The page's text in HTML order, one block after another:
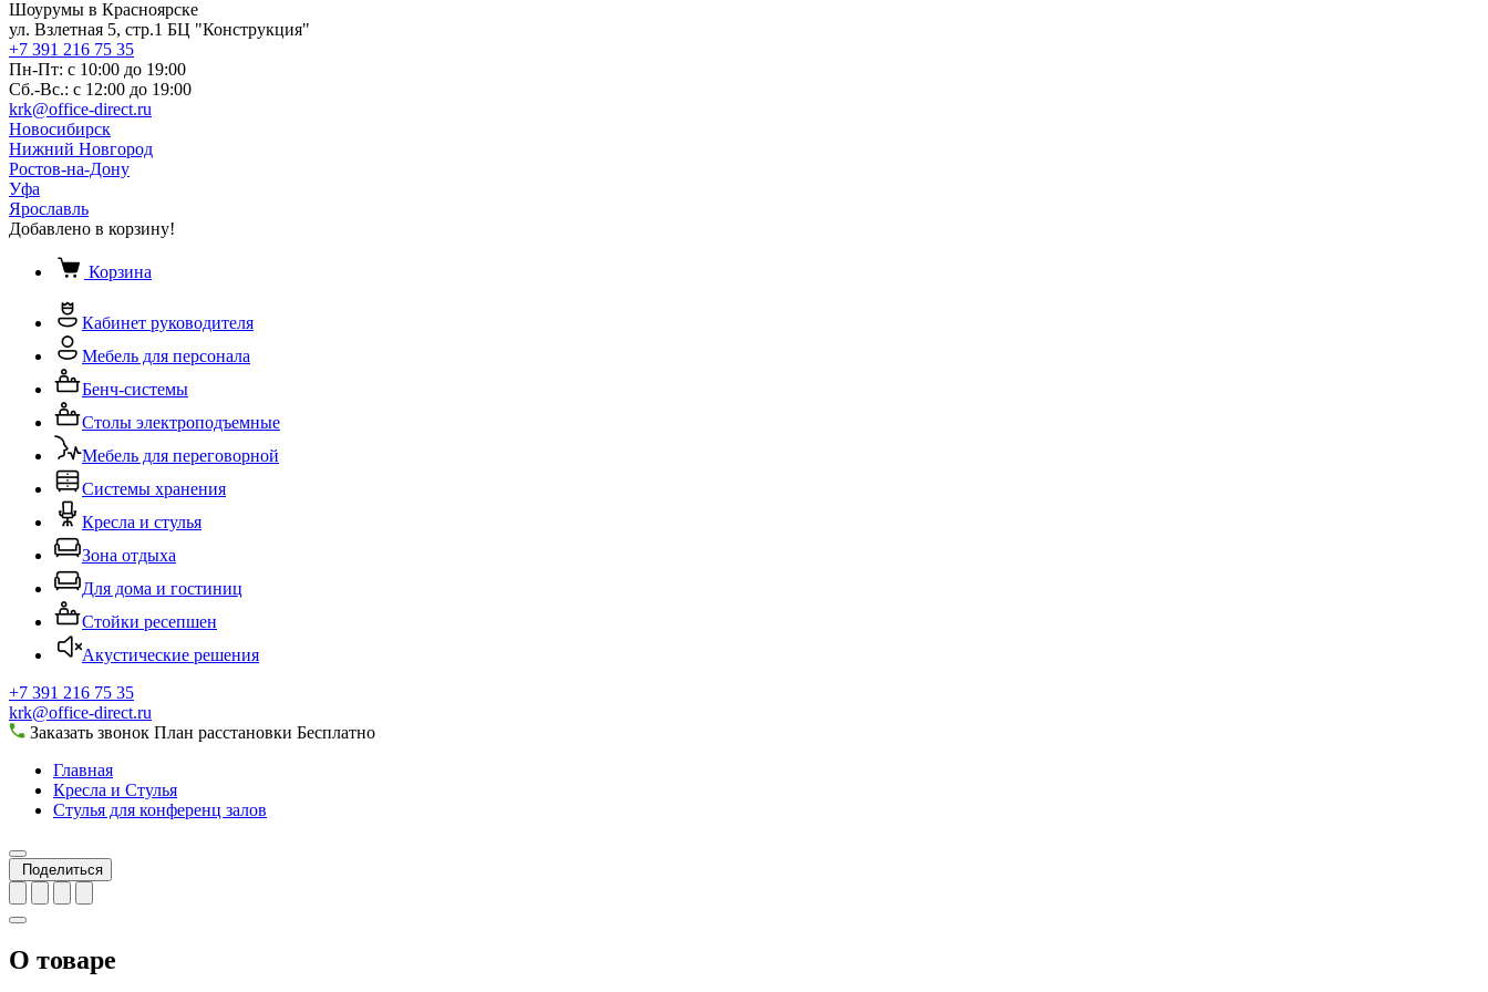
Шоурумы в Красноярске
ул. Взлетная 5, стр.1 БЦ "Конструкция"
+7 391 216 75 35
Пн-Пт: с 10:00 до 19:00
Сб.-Вс.: с 12:00 до 19:00
krk@office-direct.ru
Новосибирск
Нижний Новгород
Ростов-на-Дону
Уфа
Ярославль
Добавлено в корзину!
Корзина
Кабинет руководителя
Мебель для персонала
Бенч-системы
Столы электроподъемные
Мебель для переговорной
Системы хранения
Кресла и стулья
Зона отдыха
Для дома и гостиниц
Стойки ресепшен
Акустические решения
+7 391 216 75 35
krk@office-direct.ru
Заказать звонок План расстановки Бесплатно
Главная
Кресла и Стулья
Стулья для конференц залов
Поделиться
О товаре